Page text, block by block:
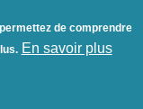
de comprendre
En savoir plus